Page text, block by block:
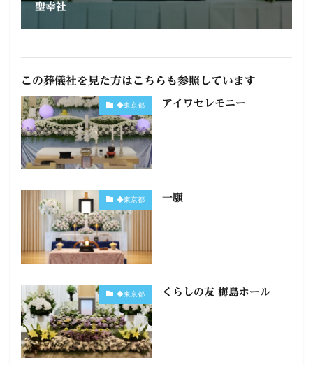
聖幸社
この葬儀社を見た方はこちらも参照しています
◆東京都 アイワセレモニー
◆東京都 一願
◆東京都 くらしの友 梅島ホール